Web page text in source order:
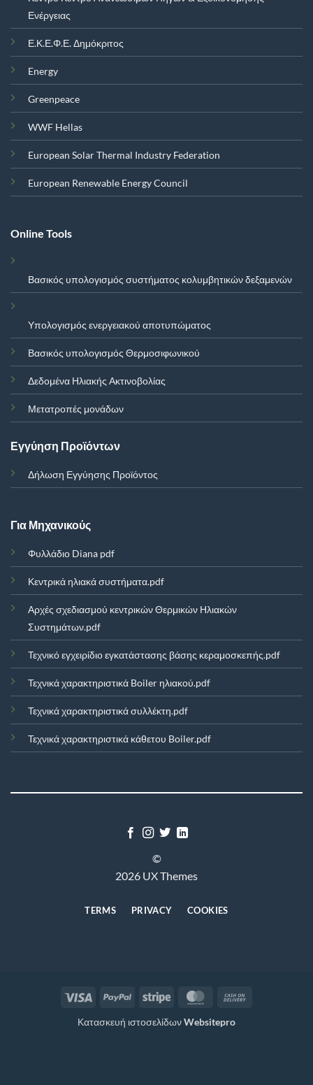
Ενέργειας
Ε.Κ.Ε.Φ.Ε. Δημόκριτος
Energy
Greenpeace
WWF Hellas
European Solar Thermal Industry Federation
European Renewable Energy Council
Online Tools
Βασικός υπολογισμός συστήματος κολυμβητικών δεξαμενών
Υπολογισμός ενεργειακού αποτυπώματος
Βασικός υπολογισμός Θερμοσιφωνικού
Δεδομένα Ηλιακής Ακτινοβολίας
Μετατροπές μονάδων
Εγγύηση Προϊόντων
Δήλωση Εγγύησης Προϊόντος
Για Μηχανικούς
Φυλλάδιο Diana pdf
Κεντρικά ηλιακά συστήματα.pdf
Αρχές σχεδιασμού κεντρικών Θερμικών Ηλιακών
Συστημάτων.pdf
Τεχνικό εγχειρίδιο εγκατάστασης βάσης κεραμοσκεπής.pdf
Τεχνικά χαρακτηριστικά Boiler ηλιακού.pdf
Τεχνικά χαρακτηριστικά συλλέκτη.pdf
Τεχνικά χαρακτηριστικά κάθετου Boiler.pdf
©
2026 UX Themes
TERMS PRIVACY COOKIES
Visa PayPal Stripe MasterCard
Κατασκευή ιστοσελίδωνWebsitepro